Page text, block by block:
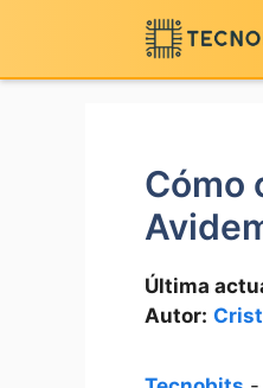
contenido
Cómo
Última
Autor: